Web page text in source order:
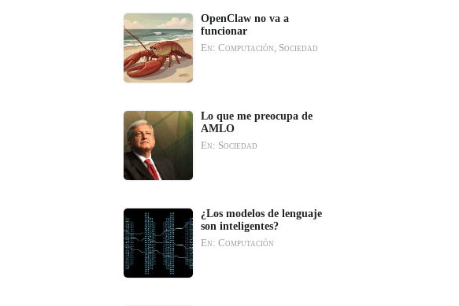
OpenClaw no va a
funcionar
En: Computación, Sociedad
Lo que me preocupa de
AMLO
En: Sociedad
¿Los modelos de lenguaje
son inteligentes?
En: Computación